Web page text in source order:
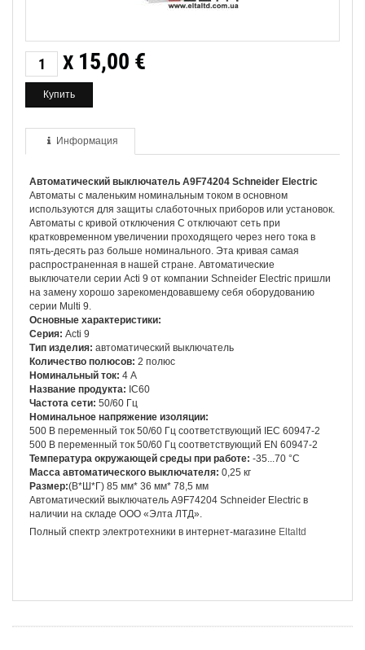
X 15,00 €
Информация
Автоматический выключатель A9F74204 Schneider Electric
Автоматы с маленьким номинальным током в основном
используются для защиты слаботочных приборов или установок.
Автоматы с кривой отключения C отключают сеть при
кратковременном увеличении проходящего через него тока в
пять-десять раз больше номинального. Эта кривая самая
распространенная в нашей стране. Автоматические
выключатели серии Acti 9 от компании Schneider Electric пришли
на замену хорошо зарекомендовавшему себя оборудованию
серии Multi 9.
Основные характеристики:
Серия: Acti 9
Тип изделия: автоматический выключатель
Количество полюсов: 2 полюс
Номинальный ток: 4 А
Название продукта: IC60
Частота сети: 50/60 Гц
Номинальное напряжение изоляции:
500 В переменный ток 50/60 Гц соответствующий IEC 60947-2
500 В переменный ток 50/60 Гц соответствующий EN 60947-2
Температура окружающей среды при работе: -35...70 °C
Масса автоматического выключателя: 0,25 кг
Размер:(В*Ш*Г) 85 мм* 36 мм* 78,5 мм
Автоматический выключатель A9F74204 Schneider Electric в
наличии на складе ООО «Элта ЛТД».
Полный спектр электротехники в интернет-магазине Eltaltd